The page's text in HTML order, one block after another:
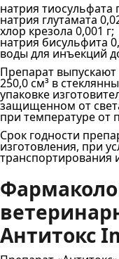
натрия тиосульфата
натрия глутамата
хлор крезола 0,001 г;
натрия бисульфита
воды для инъекций
Препарат
250,0 см³ в
упаковке
защищенном от
при температуре от
Срок годности
изготовления, при
транспортирования
Антитокс